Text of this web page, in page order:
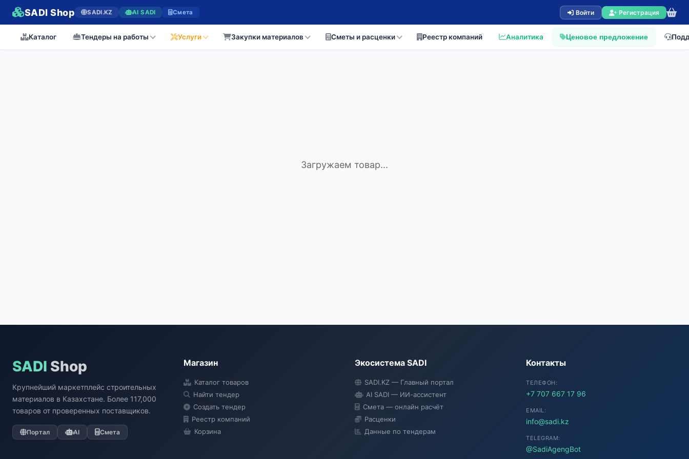
SADI Shop SADI.KZ AI SADI Смета Войти Регистрация
Каталог Тендеры на работы Услуги Закупки материалов Сметы и расценки Реестр компаний Аналитика Ценовое предложение
Загружаем товар...
SADI Shop
Крупнейший маркетплейс строительных
материалов в Казахстане. Более 117,000
товаров от проверенных поставщиков.
Портал AI Смета
Магазин
Каталог товаров
Найти тендер
Создать тендер
Реестр компаний
Корзина
Экосистема SADI
SADI.KZ — Главный портал
AI SADI — ИИ-ассистент
Смета — онлайн расчёт
Расценки
Данные по тендерам
Контакты
ТЕЛЕФОН:
+7 707 667 17 96
EMAIL:
info@sadi.kz
TELEGRAM:
@SadiAgengBot